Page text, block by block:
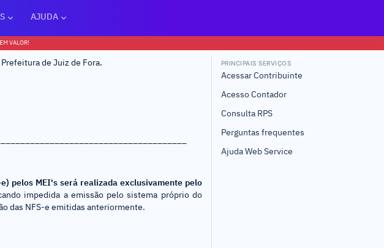
AJUDA
VALOR!
de Juiz de Fora.
pelos MEI's será realizada exclusivamente pelo
impedida a emissão pelo sistema próprio do
das NFS-e emitidas anteriormente.
PRINCIPAIS SERVIÇOS
Acessar Contribuinte
Acesso Contador
Consulta RPS
Perguntas frequentes
Ajuda Web Service